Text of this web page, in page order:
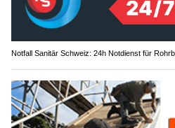
Notfall Sanitär Schweiz: 24h Notdienst für